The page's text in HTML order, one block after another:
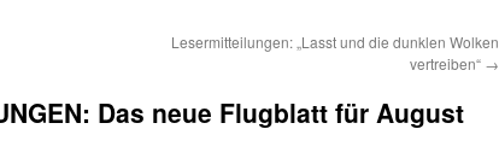
Lesermitteilungen: „Lasst und die dunklen Wolken
vertreiben“ →
Das neue Flugblatt für August